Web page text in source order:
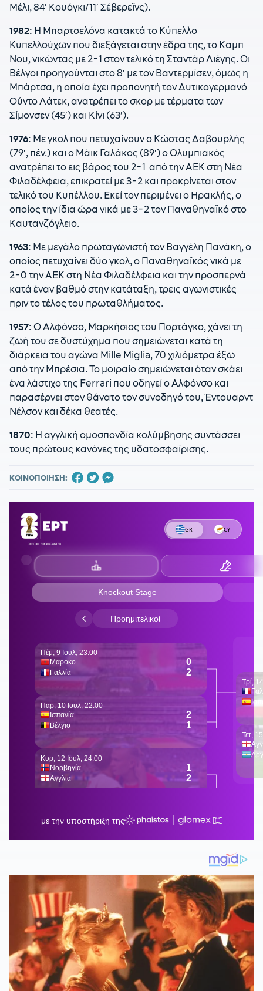
Μέλι, 84′ Κουόγκι/11′ Σέβερεϊνς).
1982: Η Μπαρτσελόνα κατακτά το Κύπελλο
Κυπελλούχων που διεξάγεται στην έδρα της, το Καμπ
Νου, νικώντας με 2-1 στον τελικό τη Σταντάρ Λιέγης. Οι
Βέλγοι προηγούνται στο 8′ με τον Βαντερμίσεν, όμως η
Μπάρτσα, η οποία έχει προπονητή τον Δυτικογερμανό
Ούντο Λάτεκ, ανατρέπει το σκορ με τέρματα των
Σίμονσεν (45′) και Κίνι (63′).
1976: Με γκολ που πετυχαίνουν ο Κώστας Δαβουρλής
(79′, πέν.) και ο Μάικ Γαλάκος (89′) ο Ολυμπιακός
ανατρέπει το εις βάρος του 2-1 από την ΑΕΚ στη Νέα
Φιλαδέλφεια, επικρατεί με 3-2 και προκρίνεται στον
τελικό του Κυπέλλου. Εκεί τον περιμένει ο Ηρακλής, ο
οποίος την ίδια ώρα νικά με 3-2 τον Παναθηναϊκό στο
Καυτανζόγλειο.
1963: Με μεγάλο πρωταγωνιστή τον Βαγγέλη Πανάκη, ο
οποίος πετυχαίνει δύο γκολ, ο Παναθηναϊκός νικά με
2-0 την ΑΕΚ στη Νέα Φιλαδέλφεια και την προσπερνά
κατά έναν βαθμό στην κατάταξη, τρεις αγωνιστικές
πριν το τέλος του πρωταθλήματος.
1957: Ο Αλφόνσο, Μαρκήσιος του Πορτάγκο, χάνει τη
ζωή του σε δυστύχημα που σημειώνεται κατά τη
διάρκεια του αγώνα Mille Miglia, 70 χιλιόμετρα έξω
από την Μπρέσια. Το μοιραίο σημειώνεται όταν σκάει
ένα λάστιχο της Ferrari που οδηγεί ο Αλφόνσο και
παρασέρνει στον θάνατο τον συνοδηγό του, Έντουαρντ
Νέλσον και δέκα θεατές.
1870: Η αγγλική ομοσπονδία κολύμβησης συντάσσει
τους πρώτους κανόνες της υδατοσφαίρισης.
ΚΟΙΝΟΠΟΙΗΣΗ: